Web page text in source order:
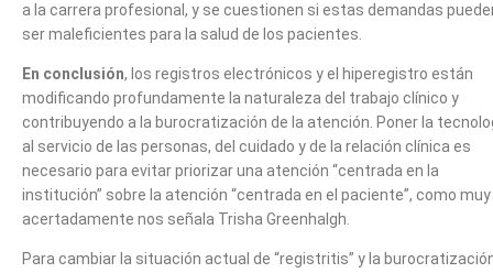
a la carrera profesional, y se cuestionen si estas demandas
ser maleficientes para la salud de los pacientes.
En conclusión, los registros electrónicos y el hiperegistro están
modificando profundamente la naturaleza del trabajo clínico y
contribuyendo a la burocratización de la atención. Poner la
al servicio de las personas, del cuidado y de la relación clínica es
necesario para evitar priorizar una atención “centrada en la
institución” sobre la atención “centrada en el paciente”, como muy
acertadamente nos señala Trisha Greenhalgh.
Para cambiar la situación actual de “registritis” y la